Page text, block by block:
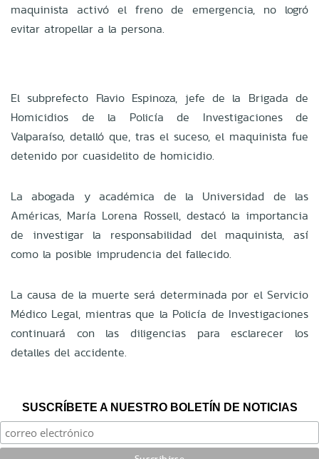
maquinista activó el freno de emergencia, no logró
evitar atropellar a la persona.
El subprefecto Flavio Espinoza, jefe de la Brigada de
Homicidios de la Policía de Investigaciones de
Valparaíso, detalló que, tras el suceso, el maquinista fue
detenido por cuasidelito de homicidio.
La abogada y académica de la Universidad de las
Américas, María Lorena Rossell, destacó la importancia
de investigar la responsabilidad del maquinista, así
como la posible imprudencia del fallecido.
La causa de la muerte será determinada por el Servicio
Médico Legal, mientras que la Policía de Investigaciones
continuará con las diligencias para esclarecer los
detalles del accidente.
SUSCRÍBETE A NUESTRO BOLETÍN DE NOTICIAS